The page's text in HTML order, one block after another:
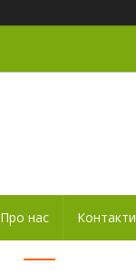
Про нас Контакти